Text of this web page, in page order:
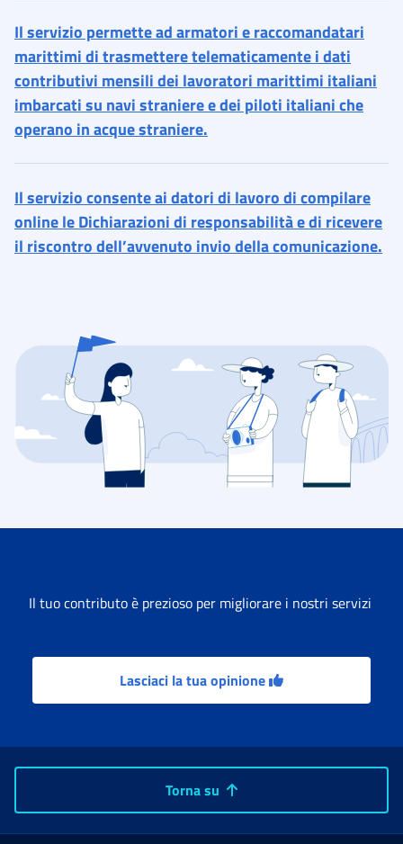
Il servizio permette ad armatori e raccomandatari
marittimi di trasmettere telematicamente i dati
contributivi mensili dei lavoratori marittimi italiani
imbarcati su navi straniere e dei piloti italiani che
operano in acque straniere.
Il servizio consente ai datori di lavoro di compilare
online le Dichiarazioni di responsabilità e di ricevere
il riscontro dell’avvenuto invio della comunicazione.
Il tuo contributo è prezioso per migliorare i nostri servizi
Lasciaci la tua opinione
Torna su